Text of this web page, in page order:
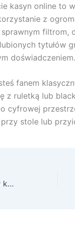
kasyn online to
z
filtrom,
tytułów
doświadczeniem.
fanem
z ruletką lub
cyfrowej
stole lub
Podróż przez świat rozrywki w kasynach online na telefonie